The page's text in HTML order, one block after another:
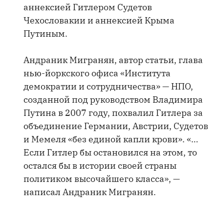
аннексией Гитлером Судетов
Чехословакии и аннексией Крыма
Путиным.
Андраник Мигранян, автор статьи, глава
нью-йоркского офиса «Института
демократии и сотрудничества» — НПО,
созданной под руководством Владимира
Путина в 2007 году, похвалил Гитлера за
объединение Германии, Австрии, Судетов
и Мемеля «без единой капли крови». «…
Если Гитлер бы остановился на этом, то
остался бы в истории своей страны
политиком высочайшего класса», —
написал Андраник Мигранян.